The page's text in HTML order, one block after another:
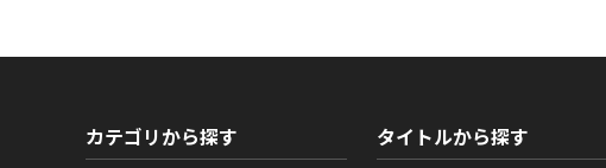
カテゴリから探す タイトルから探す